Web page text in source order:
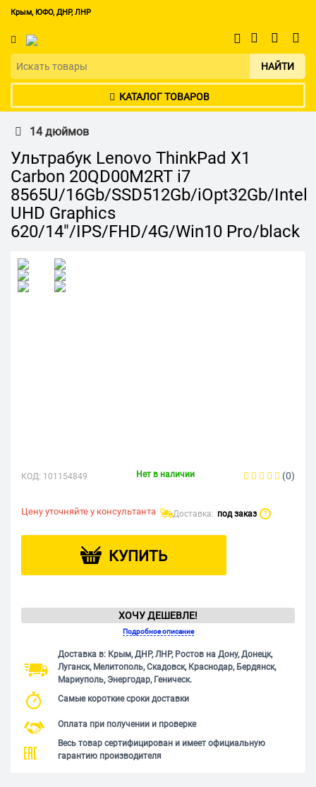
Крым, ЮФО, ДНР, ЛНР
НАЙТИ
КАТАЛОГ ТОВАРОВ
14 дюймов
Ультрабук Lenovo ThinkPad X1
Carbon 20QD00M2RT i7
8565U/16Gb/SSD512Gb/iOpt32Gb/Intel
UHD Graphics
620/14"/IPS/FHD/4G/Win10 Pro/black
КОД: 101154849 Нет в наличии (0)
Цену уточняйте у консультанта Доставка: под заказ ?
КУПИТЬ
ХОЧУ ДЕШЕВЛЕ!
Подробное описание
Доставка в: Крым, ДНР, ЛНР, Ростов на Дону, Донецк,
Луганск, Мелитополь, Скадовск, Краснодар, Бердянск,
Мариуполь, Энергодар, Геническ.
Самые короткие сроки доставки
Оплата при получении и проверке
Весь товар сертифицирован и имеет официальную
гарантию производителя